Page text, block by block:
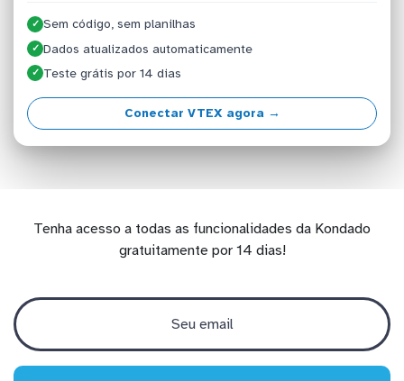
✓ Sem código, sem planilhas
✓ Dados atualizados automaticamente
✓ Teste grátis por 14 dias
Conectar VTEX agora →
Tenha acesso a todas as funcionalidades da Kondado
gratuitamente por 14 dias!